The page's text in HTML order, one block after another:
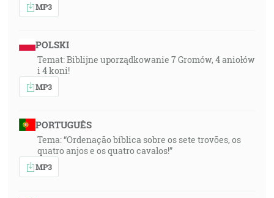
MP3
POLSKI
Temat: Biblijne uporządkowanie 7 Gromów, 4 aniołów
i 4 koni!
MP3
PORTUGUÊS
Tema: “Ordenação bíblica sobre os sete trovões, os
quatro anjos e os quatro cavalos!”
MP3